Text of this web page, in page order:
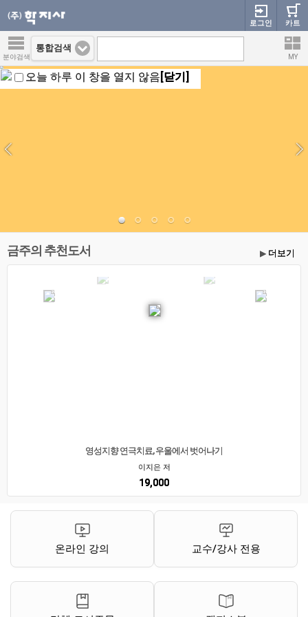
오늘 하루 이 창을 열지 않음 [닫기]
카트
로그인
분야검색 MY
통합검색
금주의 추천도서 ▶ 더보기
영성지향 연극치료, 우울에서 벗어나기
이지은 저
19,000
온라인 강의 교수/강사 전용